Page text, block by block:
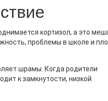
кортизол, а это
проблемы в школе и
шрамы. Когда родители
к замкнутости, низкой